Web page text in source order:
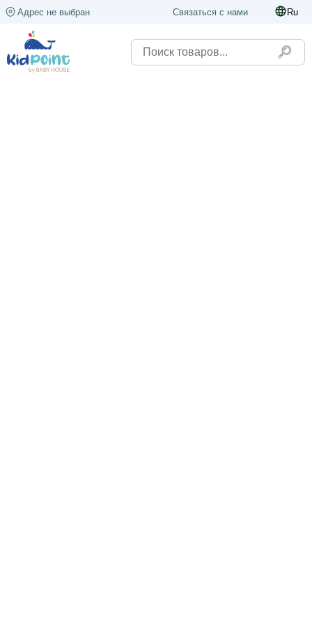
Адрес не выбран Связаться с нами Ru